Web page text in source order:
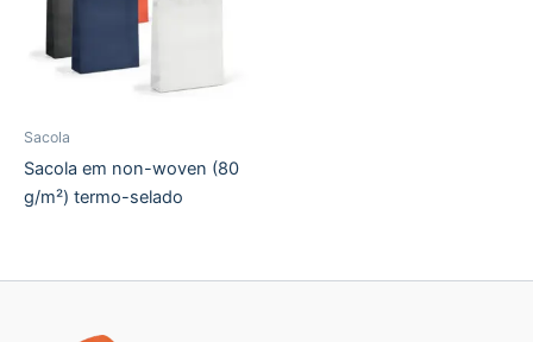
Sacola
Sacola em non-woven (80
g/m²) termo-selado